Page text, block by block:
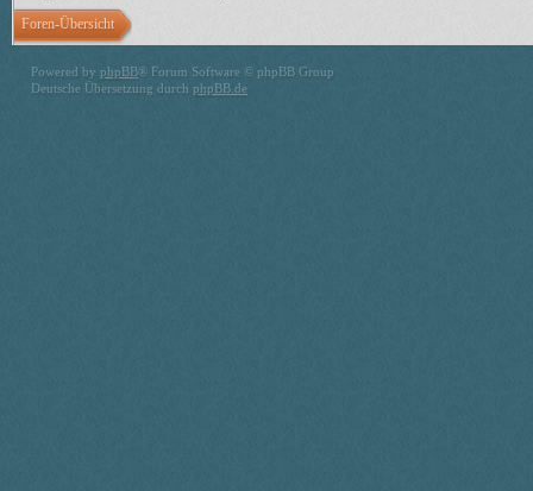
Foren-Übersicht
Powered by phpBB® Forum Software © phpBB Group
Deutsche Übersetzung durch phpBB.de